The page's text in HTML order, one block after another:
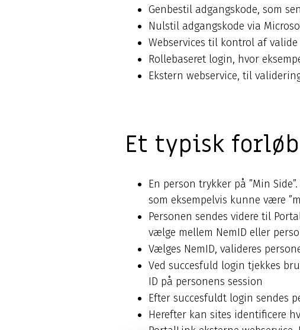
Genbestil adgangskode, som
Nulstil adgangskode via
Webservices til kontrol af
Rollebaseret login, hvor
Ekstern webservice, til
Et typisk
En person trykker på ”Min
som eksempelvis kunne være
Personen sendes videre til
vælge mellem NemID eller
Vælges NemID, valideres
Ved succesfuld login tjekkes
ID på personens session
Efter succesfuldt login sendes
Herefter kan sites identificere